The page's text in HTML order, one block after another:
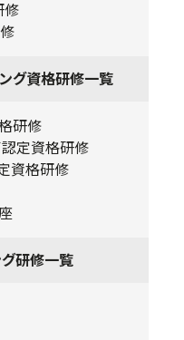
修
グ資格研修一覧
研修
認定資格研修
資格研修
研修一覧